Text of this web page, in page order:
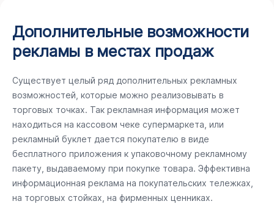
Дополнительные возможности
рекламы в местах продаж
Существует целый ряд дополнительных рекламных
возможностей, которые можно реализовывать в
торговых точках. Так рекламная информация может
находиться на кассовом чеке супермаркета, или
рекламный буклет дается покупателю в виде
бесплатного приложения к упаковочному рекламному
пакету, выдаваемому при покупке товара. Эффективна
информационная реклама на покупательских тележках,
на торговых стойках, на фирменных ценниках.